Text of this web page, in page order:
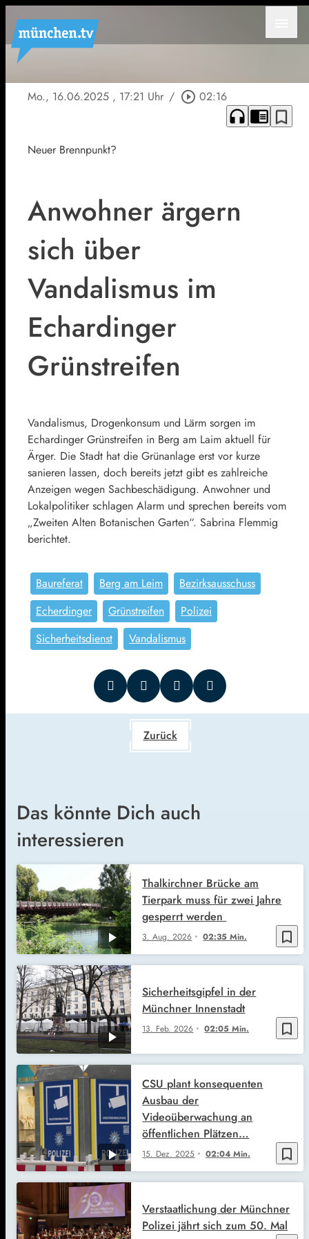
Mo., 16.06.2025 , 17:21 Uhr / play_circle_outline 02:16
headphones chrome_reader_mode bookmark_border
Neuer Brennpunkt?
Anwohner ärgern
sich über
Vandalismus im
Echardinger
Grünstreifen
Vandalismus, Drogenkonsum und Lärm sorgen im
Echardinger Grünstreifen in Berg am Laim aktuell für
Ärger. Die Stadt hat die Grünanlage erst vor kurze
sanieren lassen, doch bereits jetzt gibt es zahlreiche
Anzeigen wegen Sachbeschädigung. Anwohner und
Lokalpolitiker schlagen Alarm und sprechen bereits vom
„Zweiten Alten Botanischen Garten“. Sabrina Flemmig
berichtet.
Baureferat Berg am Leim
Bezirksausschuss
Echerdinger
Grünstreifen
Polizei
Sicherheitsdienst
Vandalismus
Zurück
Das könnte Dich auch
interessieren
bookmark_border
3. Aug. 2026 02:35 Min.
Thalkirchner Brücke am
Tierpark muss für zwei Jahre
gesperrt werden
bookmark_border
13. Feb. 2026 02:05 Min.
Sicherheitsgipfel in der
Münchner Innenstadt
bookmark_border
15. Dez. 2025 02:04 Min.
CSU plant konsequenten
Ausbau der
Videoüberwachung an
öffentlichen Plätzen…
Verstaatlichung der Münchner
Polizei jährt sich zum 50. Mal